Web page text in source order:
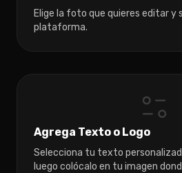
Elige la foto que quieres editar y
plataforma.
Agrega Texto o Logo
Selecciona tu texto
luego colócalo en tu imagen